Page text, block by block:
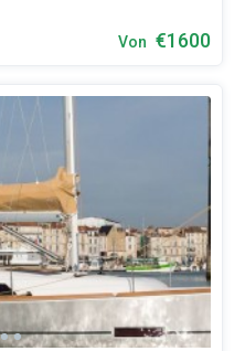
Von €1600